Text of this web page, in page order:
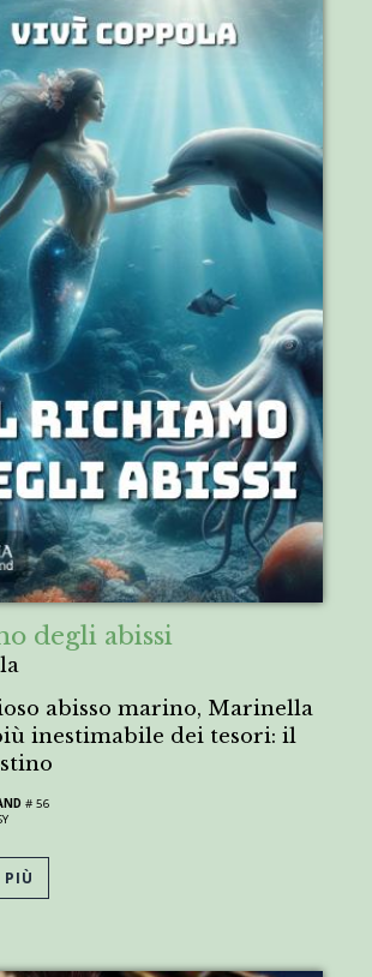
degli abissi
abisso marino, Marinella
inestimabile dei tesori: il
# 56
PIÙ